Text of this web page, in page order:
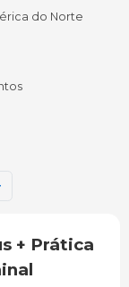
do Norte
+ Prática